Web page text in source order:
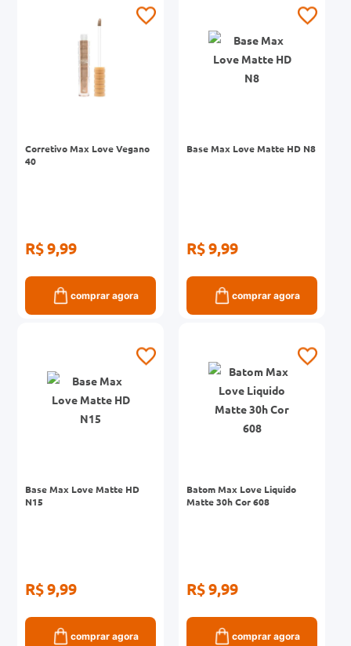
Corretivo Max Love Vegano
40
R$ 9,99
comprar agora
Base Max Love Matte HD N8
R$ 9,99
comprar agora
Base Max Love Matte HD
N15
R$ 9,99
comprar agora
Batom Max Love Liquido
Matte 30h Cor 608
R$ 9,99
comprar agora